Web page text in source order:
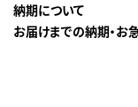
納期について
お届けまでの納期・お